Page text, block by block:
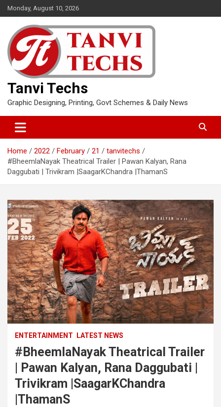
Skip
to
content
Monday, August 10, 2026
Tanvi Techs
Graphic Designing, Printing, Govt Schemes & Daily News
Home 2022 February 21
tanvitechs
#BheemlaNayak Theatrical Trailer | Pawan Kalyan, Rana
Daggubati | Trivikram |SaagarKChandra |ThamanS
ENTERTAINMENT LATEST NEWS
#BheemlaNayak Theatrical Trailer
| Pawan Kalyan, Rana Daggubati |
Trivikram |SaagarKChandra
|ThamanS